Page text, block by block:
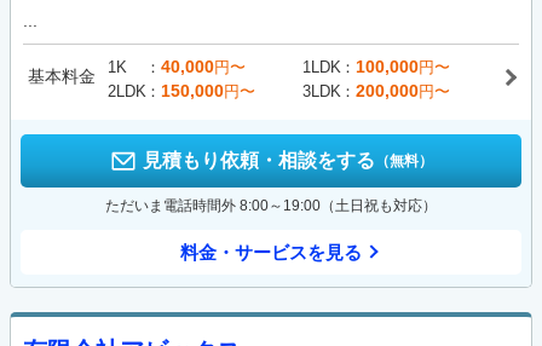
基本料金 1K 40,000円〜 1LDK 100,000円〜
2LDK
150,000円〜 3LDK 200,000円〜
見積もり依頼・相談をする （無料）
ただいま電話時間外 8:00～19:00（土日祝も対応）
料金・サービスを見る